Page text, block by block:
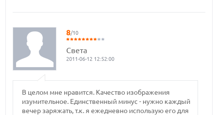
8/10
Света
2011-06-12 12:52:00
В целом мне нравится. Качество изображения
изумительное. Единственный минус - нужно каждый
вечер заряжать, т.к. я ежедневно использую его для